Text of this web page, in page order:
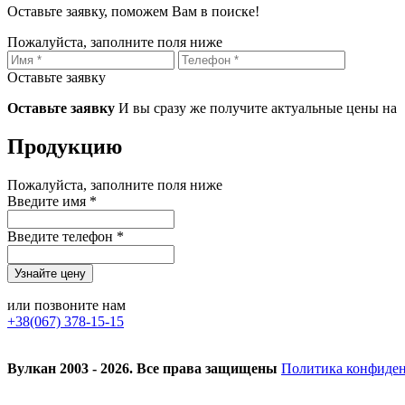
Оставьте заявку, поможем Вам в поиске!
Пожалуйста, заполните поля ниже
Оставьте заявку
Оставьте заявку И вы сразу же получите актуальные цены на
Продукцию
Пожалуйста, заполните поля ниже
Введите имя *
Введите телефон *
или позвоните нам
+38(067) 378-15-15
Вулкан 2003 - 2026. Все права защищены Политика